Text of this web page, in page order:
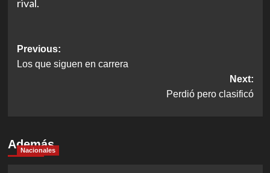
rival.
Post
navigation
Previous:
Los que siguen en carrera
Next:
Perdió pero clasificó
Además
Nacionales